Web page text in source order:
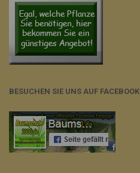
BESUCHEN SIE UNS AUF FACEBOOK